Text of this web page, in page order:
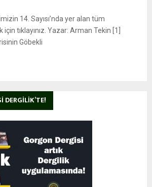
14. Sayısı’nda yer alan tüm
için tıklayınız. Yazar: Arman Tekin [1]
Göbekli
DERGILIK’TE!